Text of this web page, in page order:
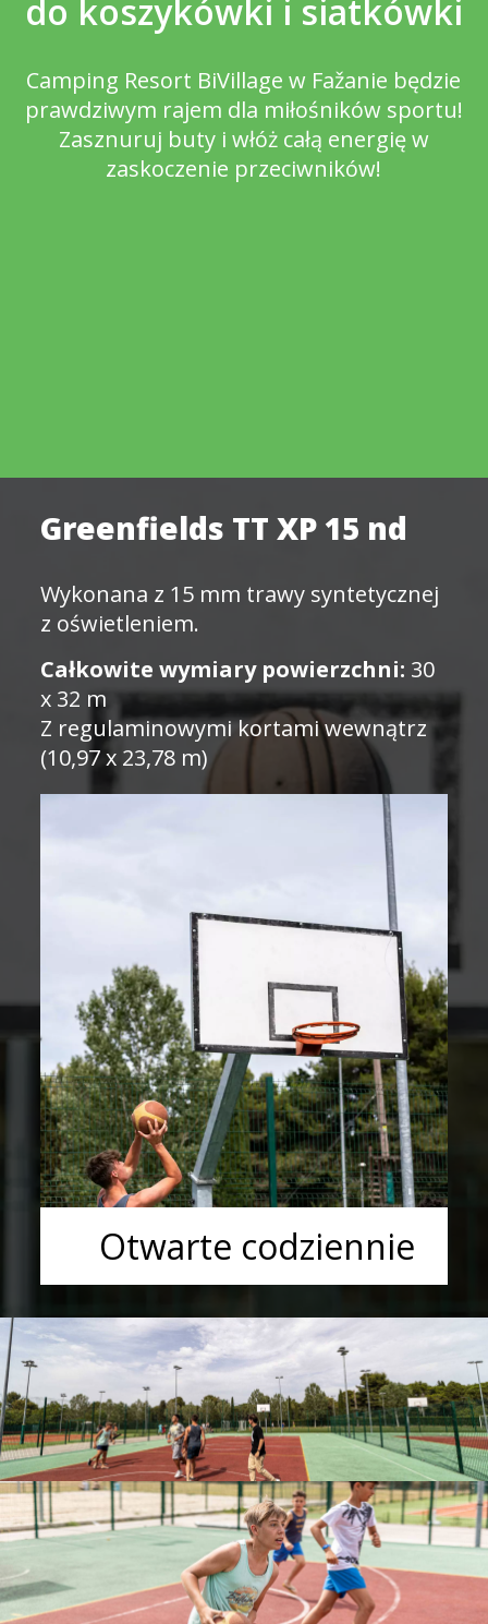
do koszykówki i siatkówki
Camping Resort BiVillage w Fažanie będzie
prawdziwym rajem dla miłośników sportu!
Zasznuruj buty i włóż całą energię w
zaskoczenie przeciwników!
Greenfields TT XP 15 nd
Wykonana z 15 mm trawy syntetycznej
z oświetleniem.
Całkowite wymiary powierzchni: 30
x 32 m
Z regulaminowymi kortami wewnątrz
(10,97 x 23,78 m)
Otwarte codziennie